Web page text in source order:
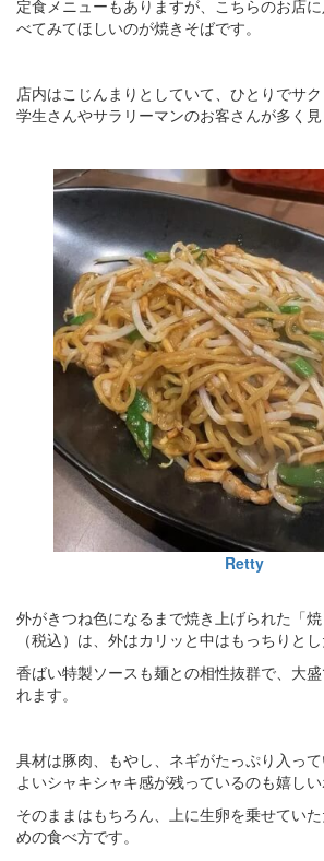
定食メニューもありますが、こちらのお店
べてみてほしいのが焼きそばです。
店内はこじんまりとしていて、ひとりでサ
学生さんやサラリーマンのお客さんが多く見
Retty
外がきつね色になるまで焼き上げられた「
（税込）は、外はカリッと中はもっちりとし
香ばい特製ソースも麺との相性抜群で、大
れます。
具材は豚肉、もやし、ネギがたっぷり入っ
よいシャキシャキ感が残っているのも嬉しい
そのままはもちろん、上に生卵を乗せてい
めの食べ方です。